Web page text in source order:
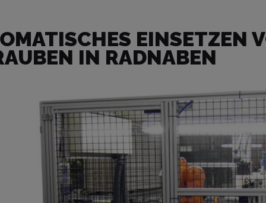
EINSETZEN
IN RADNABEN